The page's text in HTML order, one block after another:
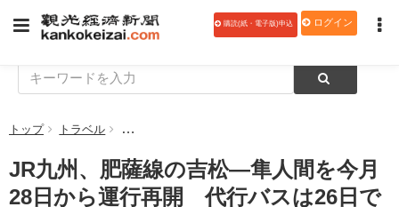
購読(紙・電子版)申込 ログイン
トップ トラベル JR九州、肥薩線の吉松―隼人間を今月28日から運
JR九州、肥薩線の吉松―隼人間を今月
28日から運行再開 代行バスは26日で